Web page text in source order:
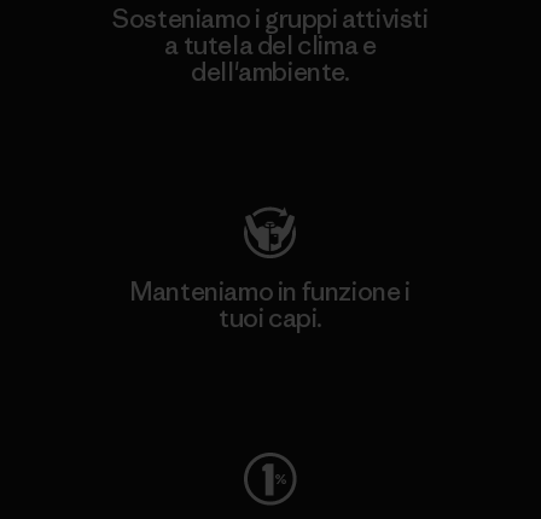
Sosteniamo i gruppi attivisti
a tutela del clima e
dell'ambiente.
Manteniamo in funzione i
tuoi capi.